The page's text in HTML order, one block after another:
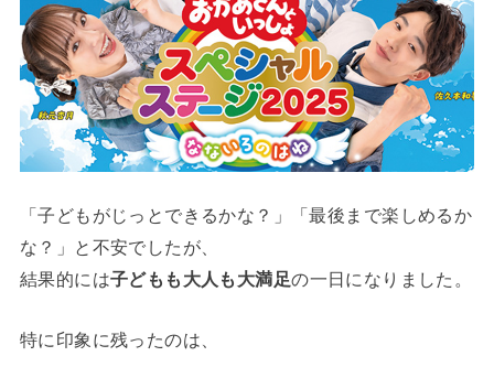
「子どもがじっとできるかな？」「最後まで楽しめるか
な？」と不安でしたが、
結果的には子どもも大人も大満足の一日になりました。
特に印象に残ったのは、